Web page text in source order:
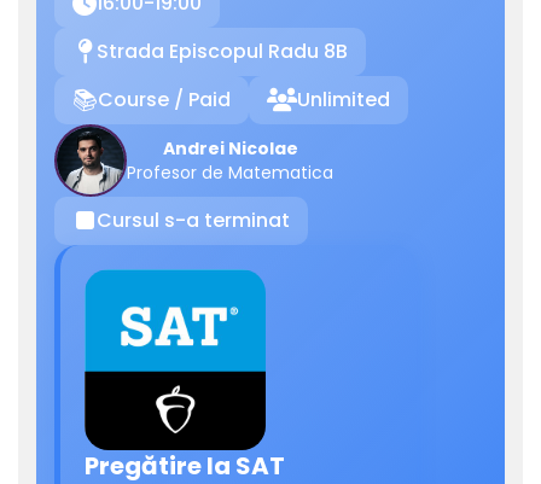
Pregătire la SAT
📍 Strada Episcopul Radu 8B
📚Course / Paid Unlimited
Andrei Nicolae
Profesor de Matematica
⏹Cursul s-a terminat